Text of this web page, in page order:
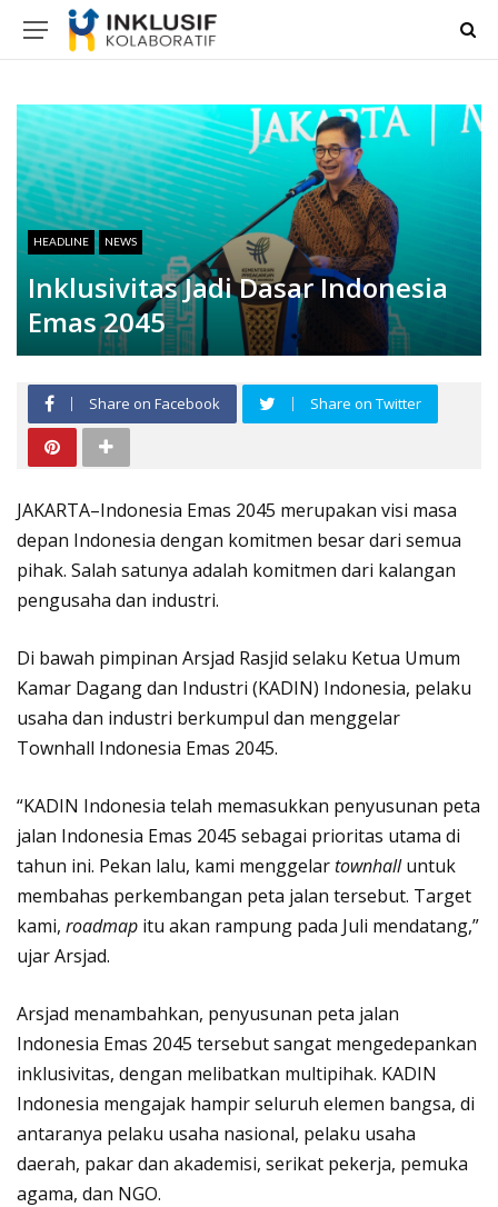
HEADLINE NEWS
Inklusivitas Jadi Dasar Indonesia
Emas 2045
Share on Facebook Share on Twitter
JAKARTA–Indonesia Emas 2045 merupakan visi masa
depan Indonesia dengan komitmen besar dari semua
pihak. Salah satunya adalah komitmen dari kalangan
pengusaha dan industri.
Di bawah pimpinan Arsjad Rasjid selaku Ketua Umum
Kamar Dagang dan Industri (KADIN) Indonesia, pelaku
usaha dan industri berkumpul dan menggelar
Townhall Indonesia Emas 2045.
“KADIN Indonesia telah memasukkan penyusunan peta
jalan Indonesia Emas 2045 sebagai prioritas utama di
tahun ini. Pekan lalu, kami menggelartownhalluntuk
membahas perkembangan peta jalan tersebut. Target
kami, roadmap itu akan rampung pada Juli mendatang,”
ujar Arsjad.
Arsjad menambahkan, penyusunan peta jalan
Indonesia Emas 2045 tersebut sangat mengedepankan
inklusivitas, dengan melibatkan multipihak. KADIN
Indonesia mengajak hampir seluruh elemen bangsa, di
antaranya pelaku usaha nasional, pelaku usaha
daerah, pakar dan akademisi, serikat pekerja, pemuka
agama, dan NGO.